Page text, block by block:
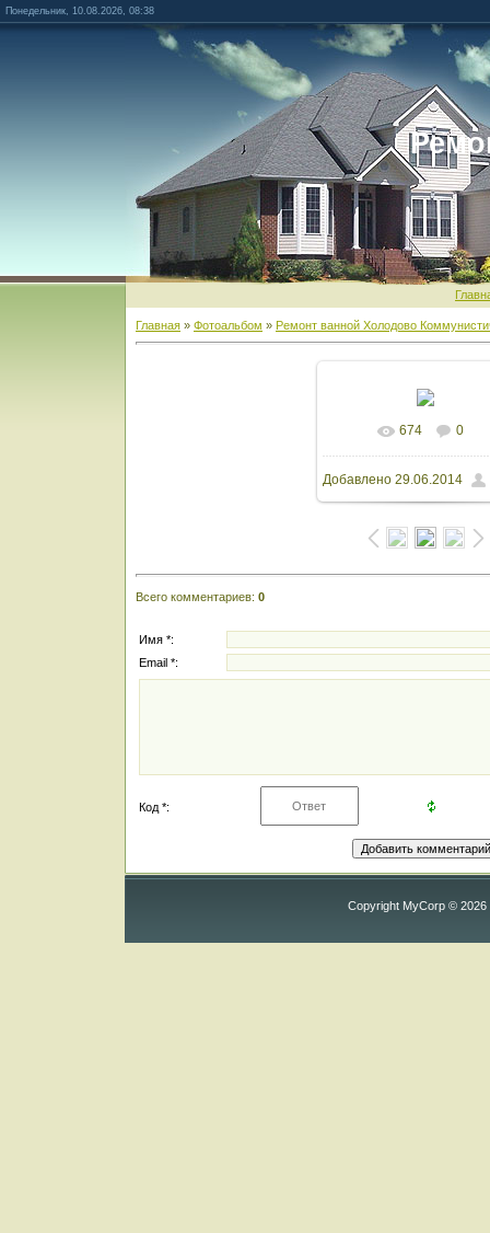
Понедельник, 10.08.2026, 08:38
Главная » Фотоальбом » Ремонт ванной Холодово
В реальном
1600x1200/ 129.9Kb
674 0
Добавлено29.06.2014
Всего комментариев: 0
Имя *:
Email *:
Код *:
Copyright MyCorp © 2026